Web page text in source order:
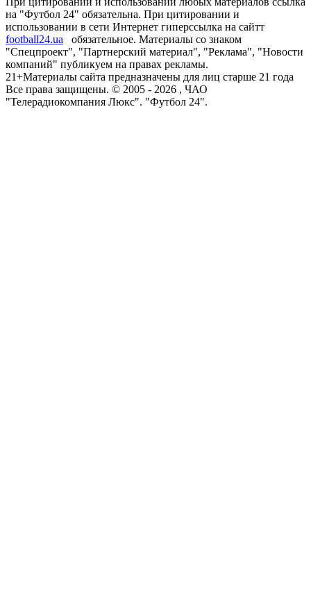
на "Футбол 24" обязательна. При цитировании и
использовании в сети Интернет гиперссылка на сайтт
football24.ua
обязательное. Материалы со знаком
"Спецпроект", "Партнерский материал", "Реклама", "Новости
компаний" публикуем на правах рекламы.
21+Материалы сайта предназначены для лиц старше 21 года
Все права защищены. © 2005 - 2026 , ЧАО
"Телерадиокомпания Люкс". "Футбол 24".